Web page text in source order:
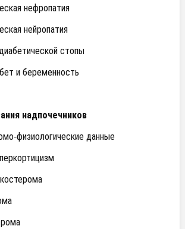
нефропатия
нейропатия
стопы
и беременность
надпочечников
физиологические данные